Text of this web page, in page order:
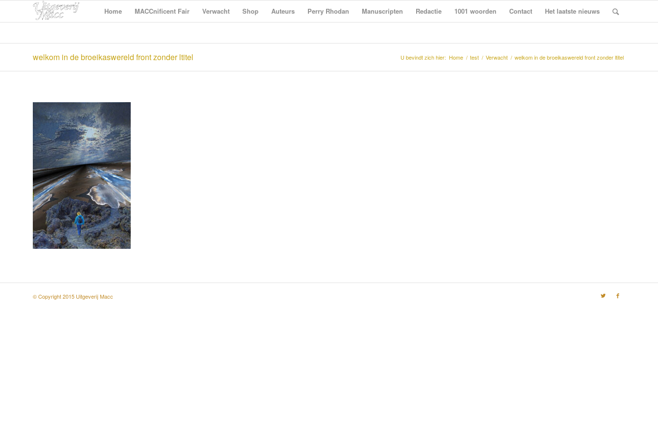
Home MACCnificent Fair Verwacht Shop Auteurs Perry Rhodan Manuscripten Redactie 1001 woorden Contact Het laatste nieuws
welkom in de broeikaswereld front zonder ltitel U bevindt zich hier: Home / test / Verwacht / welkom in de broeikaswereld front zonder ltitel
© Copyright 2015 Uitgeverij Macc